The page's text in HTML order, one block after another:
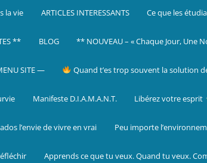
la vie ARTICLES INTERESSANTS Ce que les
** BLOG ** NOUVEAU – « Chaque Jour, Une
SITE — Quand t’es trop souvent la solution
Manifeste D.I.A.M.A.N.T. Libérez votre esprit
l’envie de vivre en vrai Peu importe
Apprends ce que tu veux. Quand tu veux.